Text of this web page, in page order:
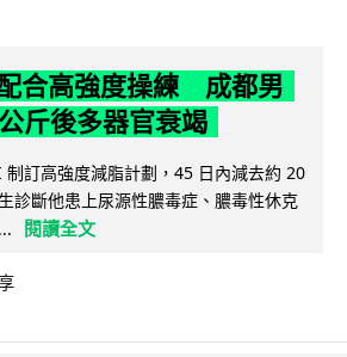
合高強度操練 成都男
斤後多器官衰竭
制訂高強度減脂計劃，45 日內減去約 20
診斷他患上尿源性膿毒症、膿毒性休克
閱讀全文